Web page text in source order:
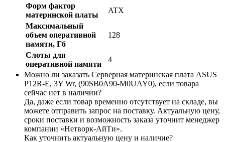
Форм фактор
материнской платы
ATX
Максимальный
объем оперативной
памяти, Гб
128
Слоты для
оперативной памяти
4
Можно ли заказать Серверная материнская плата ASUS
P12R-E, 3Y Wr, (90SB0A90-M0UAY0), если товара
сейчас нет в наличии?
Да, даже если товар временно отсутствует на складе, вы
можете отправить запрос на поставку. Актуальную цену,
сроки поставки и возможность заказа уточнит менеджер
компании «Нетворк-АйТи».
Как уточнить актуальную цену и наличие?